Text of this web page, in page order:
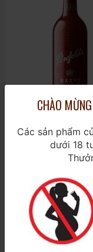
Penfolds Max
Cabernet
590.000₫
CHÀO
Các sản phẩm
dưới 18